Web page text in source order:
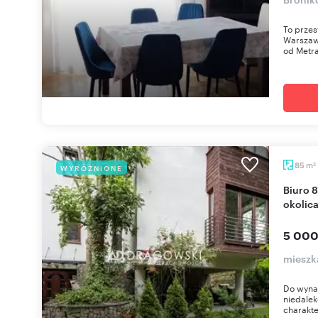
To
od
WYRÓŻNIONE 85 m2
Biuro 85 m² z tarasem, umeblowane, cicha
5
Do